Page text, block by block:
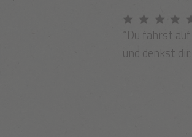
“Du fährst
und denkst